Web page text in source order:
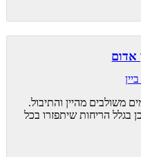
אדום
מהיין והתיבול.
בגלל הריחות שיתפזרו בכל